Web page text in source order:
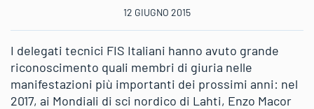
12 GIUGNO 2015
I delegati tecnici FIS Italiani hanno avuto grande
riconoscimento quali membri di giuria nelle
manifestazioni più importanti dei prossimi anni: nel
2017, ai Mondiali di sci nordico di Lahti, Enzo Macor